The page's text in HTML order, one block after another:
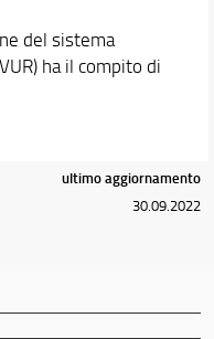
del sistema
ha il compito di
ultimo aggiornamento
30.09.2022